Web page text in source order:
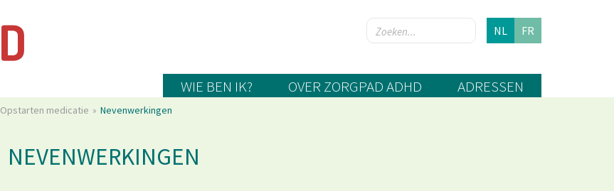
NL FR
WIE BEN IK? OVER ZORGPAD ADHD ADRESSEN
Opstarten medicatie Nevenwerkingen
NEVENWERKINGEN